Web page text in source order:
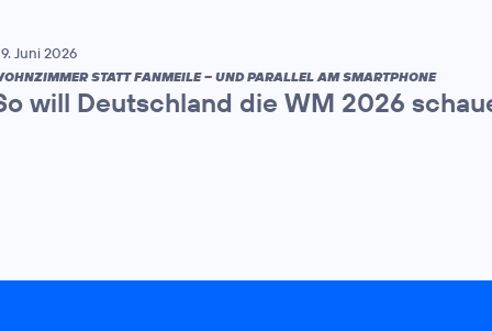
Juni 2026
STATT FANMEILE – UND PARALLEL AM SMARTPHONE
will Deutschland die WM 2026